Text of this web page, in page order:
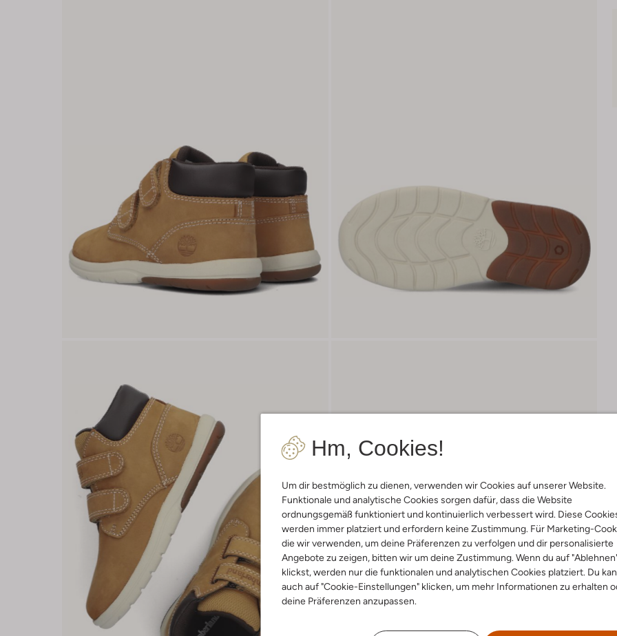
Hm, Cookies!
Um dir bestmöglich zu dienen, verwenden wir Cookies auf unserer Website.
Funktionale und analytische Cookies sorgen dafür, dass die Website
ordnungsgemäß funktioniert und kontinuierlich verbessert wird. Diese
werden immer platziert und erfordern keine Zustimmung. Für Marketing-
die wir verwenden, um deine Präferenzen zu verfolgen und dir personalisierte
Angebote zu zeigen, bitten wir um deine Zustimmung. Wenn du auf
klickst, werden nur die funktionalen und analytischen Cookies platziert. Du
auch auf "Cookie-Einstellungen" klicken, um mehr Informationen zu erhalten
deine Präferenzen anzupassen.